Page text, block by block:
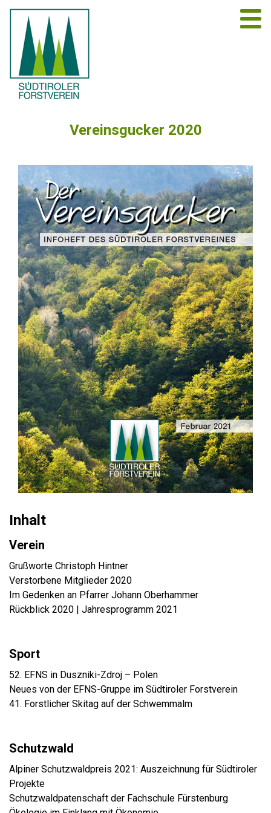
Vereinsgucker 2020
Inhalt
Verein
Grußworte Christoph Hintner
Verstorbene Mitglieder 2020
Im Gedenken an Pfarrer Johann Oberhammer
Rückblick 2020 | Jahresprogramm 2021
Sport
52. EFNS in Duszniki-Zdroj – Polen
Neues von der EFNS-Gruppe im Südtiroler Forstverein
41. Forstlicher Skitag auf der Schwemmalm
Schutzwald
Alpiner Schutzwaldpreis 2021: Auszeichnung für Südtiroler
Projekte
Schutzwaldpatenschaft der Fachschule Fürstenburg